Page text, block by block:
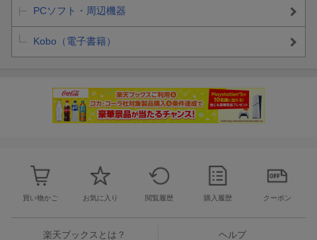
PCソフト・周辺機器
Kobo（電子書籍）
買い物かご お気に入り 閲覧履歴 購入履歴 クーポン
楽天ブックスとは？ ヘルプ